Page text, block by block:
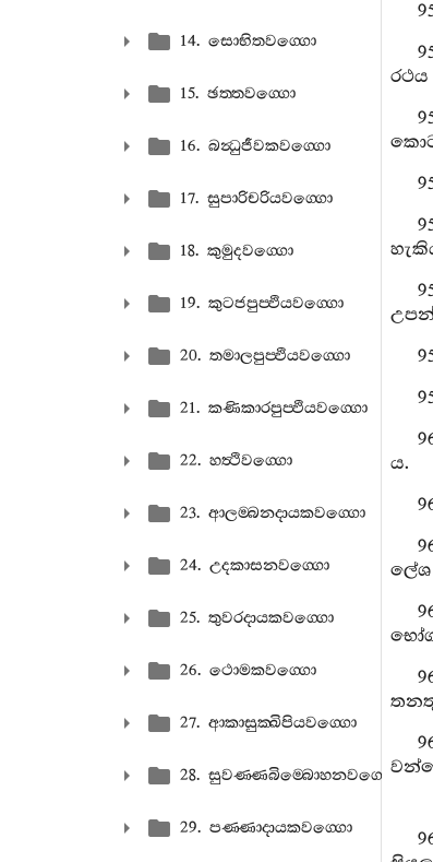
14. සොභිතවග‍්ගො
15. ඡත‍්තවග‍්ගො
16. බන්‍ධුජීවකවග‍්ගො
17. සුපාරිචරියවග‍්ගො
18. කුමුදවග‍්ගො
19. කුටජපුප‍්ඵියවග‍්ගො
20. තමාලපුප‍්ඵියවග‍්ගො
21. කණිකාරපුප‍්ඵියවග‍්ගො
22. හත්‍ථිවග‍්ගො
23. ආලම‍්බනදායකවග‍්ගො
24. උදකාසනවග‍්ගො
25. තුවරදායකවග‍්ගො
26. ථොමකවග‍්ගො
27. ආකාසුක‍්ඛිපියවග‍්ගො
28. සුවණ‍්ණබිම‍්බොහනවග‍්ගො
29. පණ‍්ණාදායකවග‍්ගො
ය.